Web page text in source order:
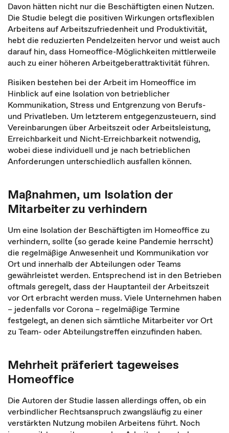
Davon hätten nicht nur die Beschäftigten einen Nutzen.
Die Studie belegt die positiven Wirkungen ortsflexiblen
Arbeitens auf Arbeitszufriedenheit und Produktivität,
hebt die reduzierten Pendelzeiten hervor und weist auch
darauf hin, dass Homeoffice-Möglichkeiten mittlerweile
auch zu einer höheren Arbeitgeberattraktivität führen.
Risiken bestehen bei der Arbeit im Homeoffice im
Hinblick auf eine Isolation von betrieblicher
Kommunikation, Stress und Entgrenzung von Berufs-
und Privatleben. Um letzterem entgegenzusteuern, sind
Vereinbarungen über Arbeitszeit oder Arbeitsleistung,
Erreichbarkeit und Nicht-Erreichbarkeit notwendig,
wobei diese individuell und je nach betrieblichen
Anforderungen unterschiedlich ausfallen können.
Maßnahmen, um Isolation der
Mitarbeiter zu verhindern
Um eine Isolation der Beschäftigten im Homeoffice zu
verhindern, sollte (so gerade keine Pandemie herrscht)
die regelmäßige Anwesenheit und Kommunikation vor
Ort und innerhalb der Abteilungen oder Teams
gewährleistet werden. Entsprechend ist in den Betrieben
oftmals geregelt, dass der Hauptanteil der Arbeitszeit
vor Ort erbracht werden muss. Viele Unternehmen haben
– jedenfalls vor Corona – regelmäßige Termine
festgelegt, an denen sich sämtliche Mitarbeiter vor Ort
zu Team- oder Abteilungstreffen einzufinden haben.
Mehrheit präferiert tageweises
Homeoffice
Die Autoren der Studie lassen allerdings offen, ob ein
verbindlicher Rechtsanspruch zwangsläufig zu einer
verstärkten Nutzung mobilen Arbeitens führt. Noch